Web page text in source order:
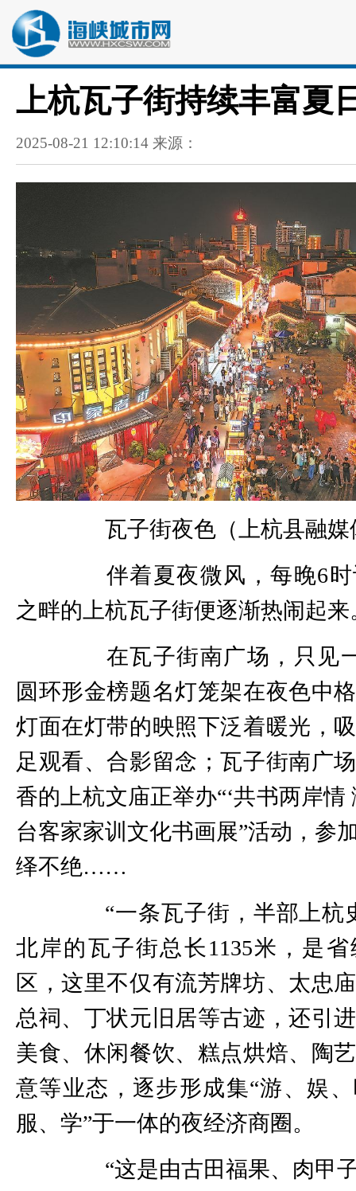
上杭瓦子街持续丰富夏
2025-08-21 12:10:14 来源：
瓦子街夜色（上杭县融媒
伴着夏夜微风，每晚6时
之畔的上杭瓦子街便逐渐热闹起来
在瓦子街南广场，只见
圆环形金榜题名灯笼架在夜色中
灯面在灯带的映照下泛着暖光，
足观看、合影留念；瓦子街南广
香的上杭文庙正举办“‘共书两岸情
台客家家训文化书画展”活动，参
绎不绝……
“一条瓦子街，半部上杭
北岸的瓦子街总长1135米，是
区，这里不仅有流芳牌坊、太忠
总祠、丁状元旧居等古迹，还引
美食、休闲餐饮、糕点烘焙、陶
意等业态，逐步形成集“游、娱
服、学”于一体的夜经济商圈。
“这是由古田福果、肉甲